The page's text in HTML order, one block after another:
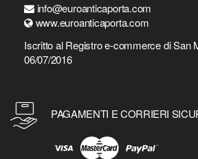
info@euroanticaporta.com
www.euroanticaporta.com
Iscritto al Registro e-commerce di San
06/07/2016
PAGAMENTI E CORRIERI